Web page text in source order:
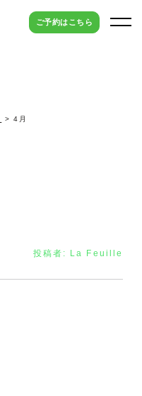
ご予約はこちら
4月
投稿者: La Feuille